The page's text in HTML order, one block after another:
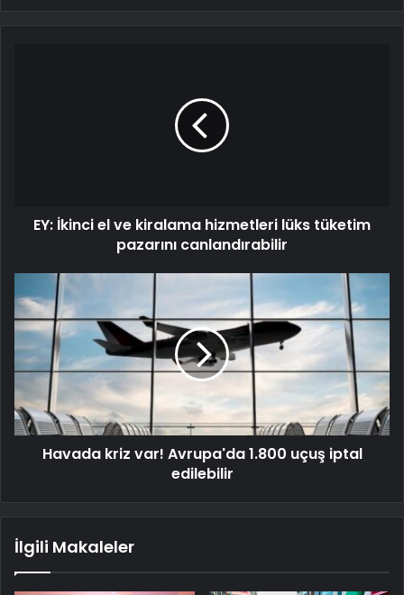
EY: İkinci el ve kiralama hizmetleri lüks tüketim
pazarını canlandırabilir
Havada kriz var! Avrupa'da 1.800 uçuş iptal
edilebilir
İlgili Makaleler